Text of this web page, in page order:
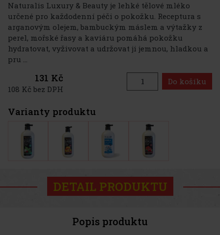
Naturalis Luxury & Beauty je lehké tělové mléko
určené pro každodenní péči o pokožku. Receptura s
arganovým olejem, bambuckým máslem a výtažky z
perel, mořské řasy a kaviáru pomáhá pokožku
hydratovat, vyživovat a udržovat ji jemnou, hladkou a
pru ...
131 Kč
108 Kč bez DPH
Do košíku
Varianty produktu
DETAIL PRODUKTU
Popis produktu